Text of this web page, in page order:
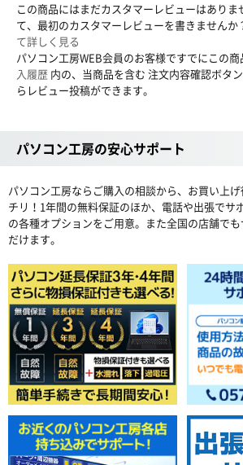
この商品にはまだカスタマーレビューはありま
て、最初のカスタマーレビューを書きませんか
て詳しく見る
パソコン工房WEB会員のお客様ですでにこの
入履歴 内の、当商品を含む 注文内容確認ボタ
らレビュー投稿ができます。
パソコン工房の安心サポート
パソコン工房ならご購入の相談から、お買い上
チリ！1年間の無料保証のほか、電話や出張でサ
の各種オプションをご用意。また全国の店舗で
だけます。